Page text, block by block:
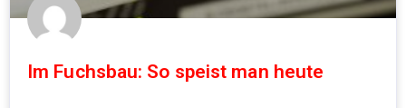
Im Fuchsbau: So speist man heute